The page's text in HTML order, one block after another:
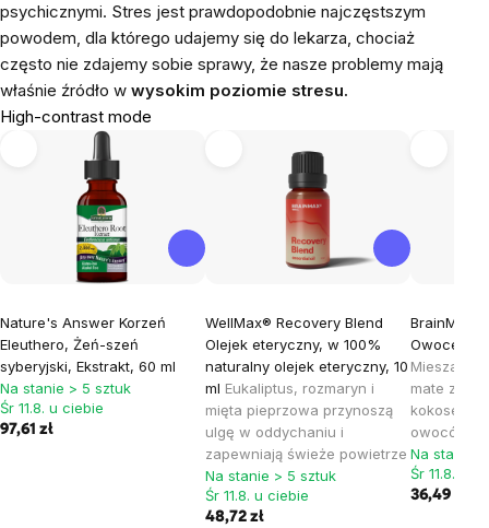
psychicznymi. Stres jest prawdopodobnie najczęstszym
powodem, dla którego udajemy się do lekarza, chociaż
często nie zdajemy sobie sprawy, że nasze problemy mają
właśnie źródło w wysokim poziomie stresu.
High-contrast mode
Nature's Answer Korzeń
Eleuthero, Żeń-szeń
syberyjski, Ekstrakt, 60 ml
Na stanie > 5 sztuk
Śr 11.8. u ciebie
97,61 zł
WellMax® Recovery Blend
Olejek eteryczny, w 100%
naturalny olejek eteryczny, 10
ml Eukaliptus, rozmaryn i
mięta pieprzowa przynoszą
ulgę w oddychaniu i
zapewniają świeże powietrze
Na stanie > 5 sztuk
Śr 11.8. u ciebie
48,72 zł
BrainMax
Owoce
mate z
kokosem i
owoców
Na stanie
Śr 11.8. u
36,49 zł